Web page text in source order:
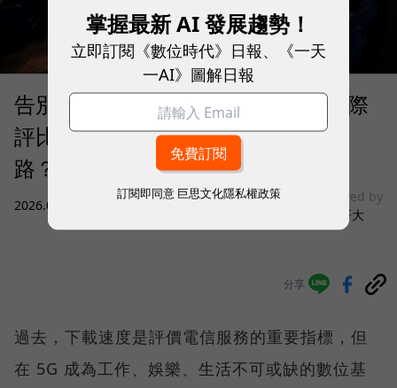
告別「極速迷思」！Opensignal 國際
評比揭密：什麼才是 5G 時代的好網
路？
2026.08.03
sponsored by
台灣大哥大
分享
過去，下載速度是評價電信服務的重要指標，但
在 5G 成為工作、娛樂、生活不可或缺的數位基
掌握最新 AI 發展趨勢！
立即訂閱《數位時代》日報、《一天
一AI》圖解日報
訂閱即同意 巨思文化隱私權政策